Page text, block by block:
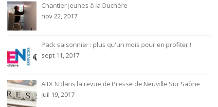
Chantier Jeunes à la Duchère
nov 22, 2017
Pack saisonnier : plus qu'un mois pour en profiter !
sept 11, 2017
AIDEN dans la revue de Presse de Neuville Sur Saône
juil 19, 2017